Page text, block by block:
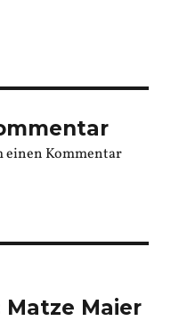
einen Kommentar
Matze Maier